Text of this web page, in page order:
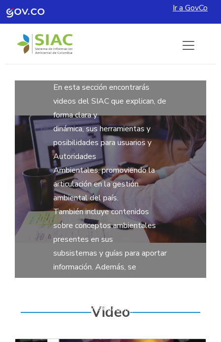
Pasar al contenido principal Ir a GovCo
En esta sección encontrarás
videos del SIAC que explican, de
forma clara y
dinámica, sus herramientas y
posibilidades para usuarios y
Autoridades
Ambientales, promoviendo la
articulación en la gestión
ambiental del país.
También incluye contenidos
sobre conceptos ambientales
presentes en sus
subsistemas y guías para aportar
información. Además, se
presentan los
SINA en investigación y
recursos naturales.
Video